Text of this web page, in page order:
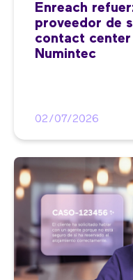
Enreach
proveedor de
contact center
Numintec
02/07/2026